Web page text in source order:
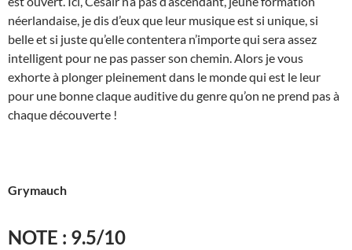
néerlandaise, je dis d’eux que leur musique est si unique, si
belle et si juste qu’elle contentera n’importe qui sera assez
intelligent pour ne pas passer son chemin. Alors je vous
exhorte à plonger pleinement dans le monde qui est le leur
pour une bonne claque auditive du genre qu’on ne prend pas à
chaque découverte !
Grymauch
NOTE : 9.5/10